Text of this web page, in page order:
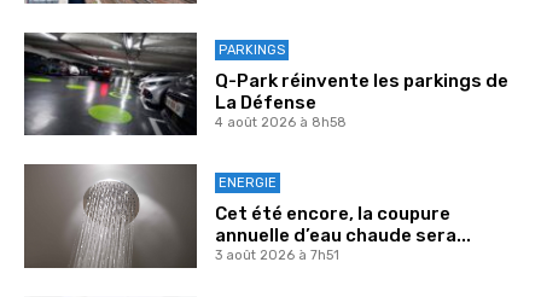
PARKINGS
Q-Park réinvente les parkings de
La Défense
4 août 2026 à 8h58
ENERGIE
Cet été encore, la coupure
annuelle d’eau chaude sera...
3 août 2026 à 7h51